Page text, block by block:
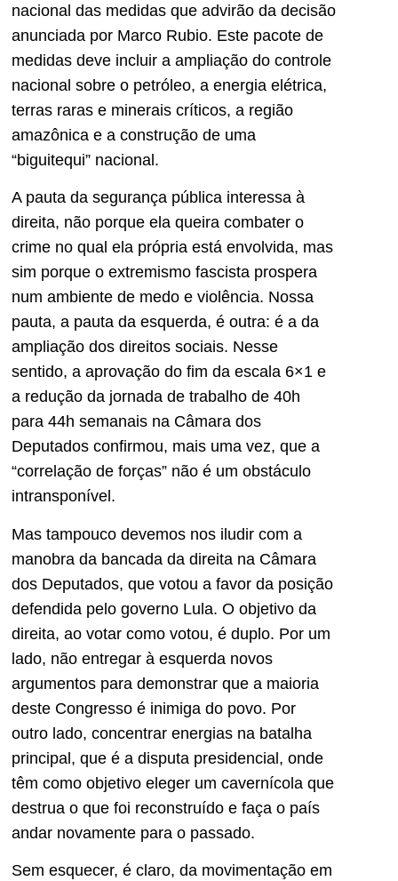
nacional das medidas que advirão da decisão
anunciada por Marco Rubio. Este pacote de
medidas deve incluir a ampliação do controle
nacional sobre o petróleo, a energia elétrica,
terras raras e minerais críticos, a região
amazônica e a construção de uma
“biguitequi” nacional.
A pauta da segurança pública interessa à
direita, não porque ela queira combater o
crime no qual ela própria está envolvida, mas
sim porque o extremismo fascista prospera
num ambiente de medo e violência. Nossa
pauta, a pauta da esquerda, é outra: é a da
ampliação dos direitos sociais. Nesse
sentido, a aprovação do fim da escala 6×1 e
a redução da jornada de trabalho de 40h
para 44h semanais na Câmara dos
Deputados confirmou, mais uma vez, que a
“correlação de forças” não é um obstáculo
intransponível.
Mas tampouco devemos nos iludir com a
manobra da bancada da direita na Câmara
dos Deputados, que votou a favor da posição
defendida pelo governo Lula. O objetivo da
direita, ao votar como votou, é duplo. Por um
lado, não entregar à esquerda novos
argumentos para demonstrar que a maioria
deste Congresso é inimiga do povo. Por
outro lado, concentrar energias na batalha
principal, que é a disputa presidencial, onde
têm como objetivo eleger um cavernícola que
destrua o que foi reconstruído e faça o país
andar novamente para o passado.
Sem esquecer, é claro, da movimentação em